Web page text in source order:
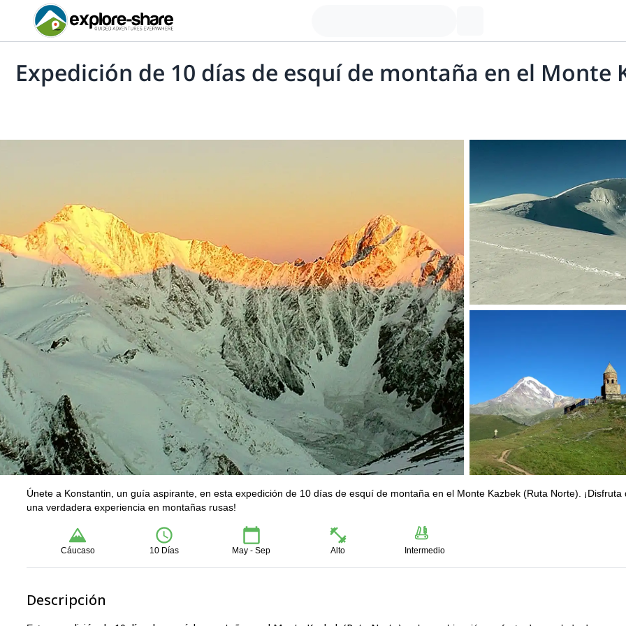
Expedición de 10 días de esquí de montaña en el Monte
Únete a Konstantin, un guía aspirante, en esta expedición de 10 días de esquí de montaña en el Monte Kazbek (Ruta Norte). ¡Disfruta
una verdadera experiencia en montañas rusas!
Cáucaso 10 Días May - Sep Alto Intermedio
Descripción